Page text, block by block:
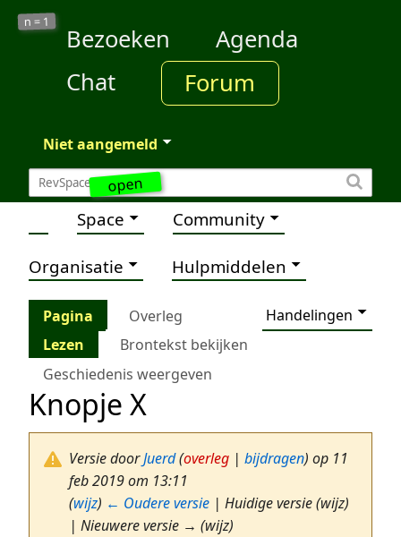
open
n = 1
Bezoeken
Agenda
Chat
Forum
Niet aangemeld
Space Community
Organisatie Hulpmiddelen
Pagina Overleg
Handelingen
Lezen
Brontekst bekijken
Geschiedenis weergeven
Knopje X
Versie doorJuerd(overleg | bijdragen) op 11
feb 2019 om 13:11
(wijz) ← Oudere versie | Huidige versie (wijz)
| Nieuwere versie → (wijz)